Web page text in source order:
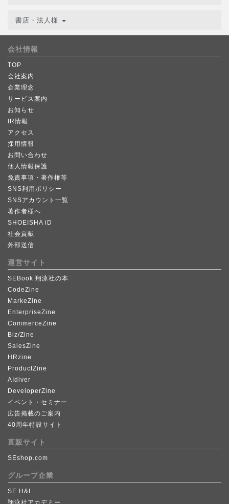
書店・法人様
会社情報
TOP
会社案内
企業理念
サービス案内
お知らせ
IR情報
アクセス
採用情報
お問い合わせ
個人情報保護
免責事項・著作権等
SNS利用ポリシー
SNSアカウント一覧
著作者様へ
SHOEISHA iD
社会貢献
外部送信
運営サイト
SEBook 翔泳社の本
CodeZine
MarkeZine
EnterpriseZine
CommerceZine
Biz/Zine
SalesZine
HRzine
ProductZine
AIdiver
DeveloperZine
イベント・セミナー
広告掲載のご案内
40周年特設サイト
直販サイト
SEshop.com
グループ企業
SE H&I